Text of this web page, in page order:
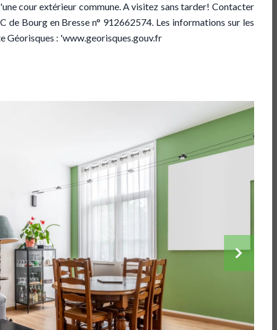
cour extérieur commune. A visitez sans tarder! Contacter
de Bourg en Bresse n° 912662574. Les informations sur les
Géorisques : 'www.georisques.gouv.fr